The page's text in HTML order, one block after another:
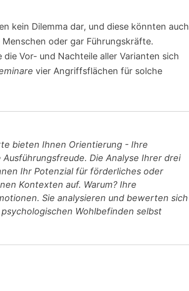
kein Dilemma dar, und diese könnten auch
oder gar Führungskräfte.
Vor- und Nachteile aller Varianten sich
vier Angriffsflächen für solche
bieten Ihnen Orientierung - Ihre
Die Analyse Ihrer drei
Ihr Potenzial für förderliches oder
Kontexten auf. Warum? Ihre
Sie analysieren und bewerten sich
Wohlbefinden selbst